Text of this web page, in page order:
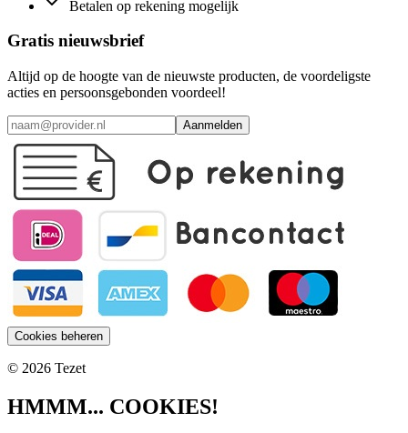
Betalen op rekening mogelijk
Gratis nieuwsbrief
Altijd op de hoogte van de nieuwste producten, de voordeligste
acties en persoonsgebonden voordeel!
Aanmelden
Cookies beheren
© 2026 Tezet
HMMM... COOKIES!